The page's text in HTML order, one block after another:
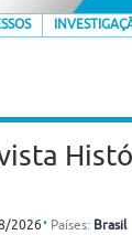
2026⋅ Países: Brasil